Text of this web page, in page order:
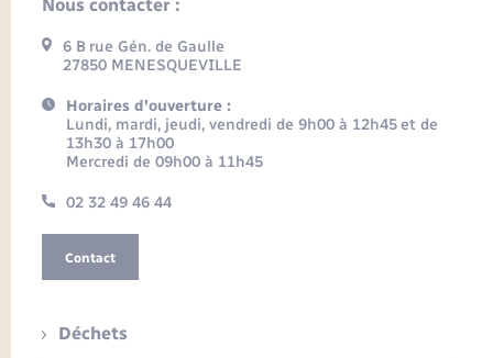
Nous contacter :
6 B rue Gén. de Gaulle
27850 MENESQUEVILLE
Horaires d'ouverture :
Lundi, mardi, jeudi, vendredi de 9h00 à 12h45 et de
13h30 à 17h00
Mercredi de 09h00 à 11h45
02 32 49 46 44
Contact
Déchets